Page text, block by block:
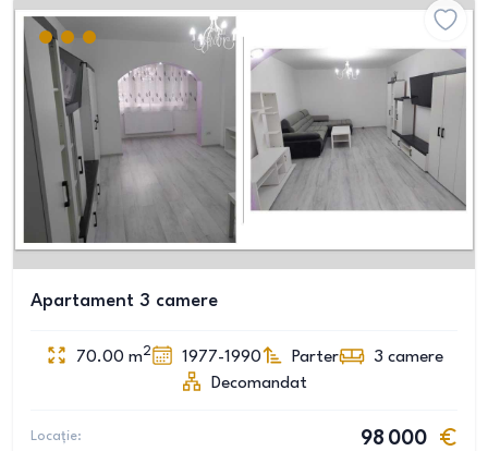
Apartament 3 camere
70.00 m2 1977-1990 Parter 3 camere
Decomandat
Locație:
98 000